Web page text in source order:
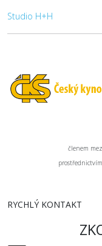
Studio H+H
členem
RYCHLÝ KONTAKT